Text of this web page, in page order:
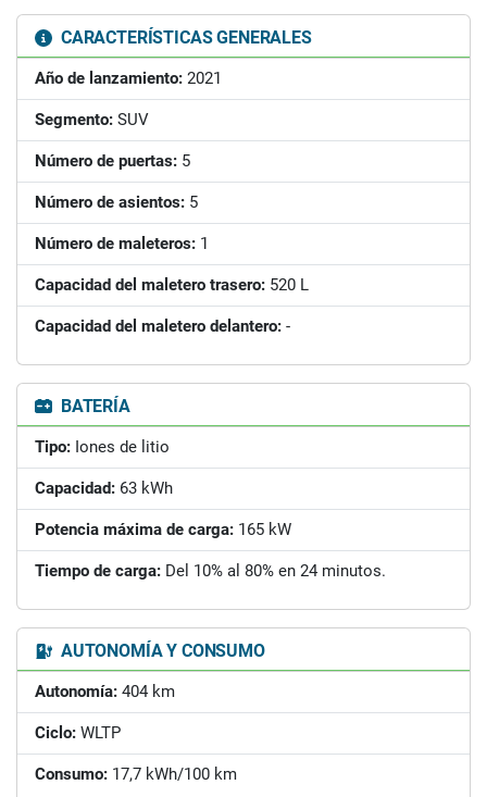
CARACTERÍSTICAS GENERALES
Año de lanzamiento: 2021
Segmento: SUV
Número de puertas: 5
Número de asientos: 5
Número de maleteros: 1
Capacidad del maletero trasero: 520 L
Capacidad del maletero delantero: -
BATERÍA
Tipo: Iones de litio
Capacidad: 63 kWh
Potencia máxima de carga: 165 kW
Tiempo de carga: Del 10% al 80% en 24 minutos.
AUTONOMÍA Y CONSUMO
Autonomía: 404 km
Ciclo: WLTP
Consumo: 17,7 kWh/100 km